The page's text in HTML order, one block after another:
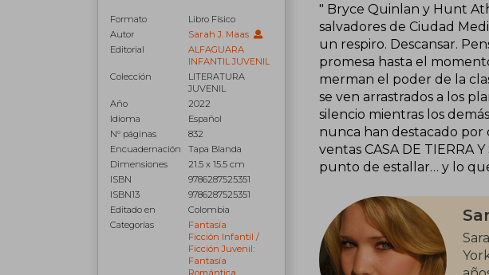
Formato
Libro Físico
Autor
Sarah J. Maas
Editorial
ALFAGUARA
INFANTIL JUVENIL
Colección
LITERATURA
JUVENIL
Año
2022
Idioma
Español
N° páginas
832
Encuadernación
Tapa Blanda
Dimensiones
21.5 x 15.5 cm
ISBN
9786287525351
ISBN13
9786287525351
Editado en
Colombia
Categorías
Fantasía
Ficción Infantil /
Ficción Juvenil:
Fantasía
Romántica
" Bryce Quinlan y Hunt
salvadores de Ciudad
un respiro. Descansar.
promesa hasta el
merman el poder de la
se ven arrastrados a los
silencio mientras los
nunca han destacado por
ventas CASA DE TIERRA
punto de estallar… y lo